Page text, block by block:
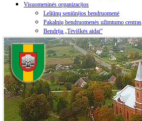
Visuomeninės organizacijos
Leliūnų seniūnijos bendruomenė
Pakalnių bendruomenės užimtumo centras
Bendrija „Tėviškės aidai“